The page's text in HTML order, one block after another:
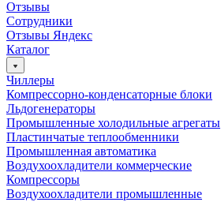
Отзывы
Сотрудники
Отзывы Яндекс
Каталог
Чиллеры
Компрессорно-конденсаторные блоки
Льдогенераторы
Промышленные холодильные агрегаты
Пластинчатые теплообменники
Промышленная автоматика
Воздухоохладители коммерческие
Компрессоры
Воздухоохладители промышленные